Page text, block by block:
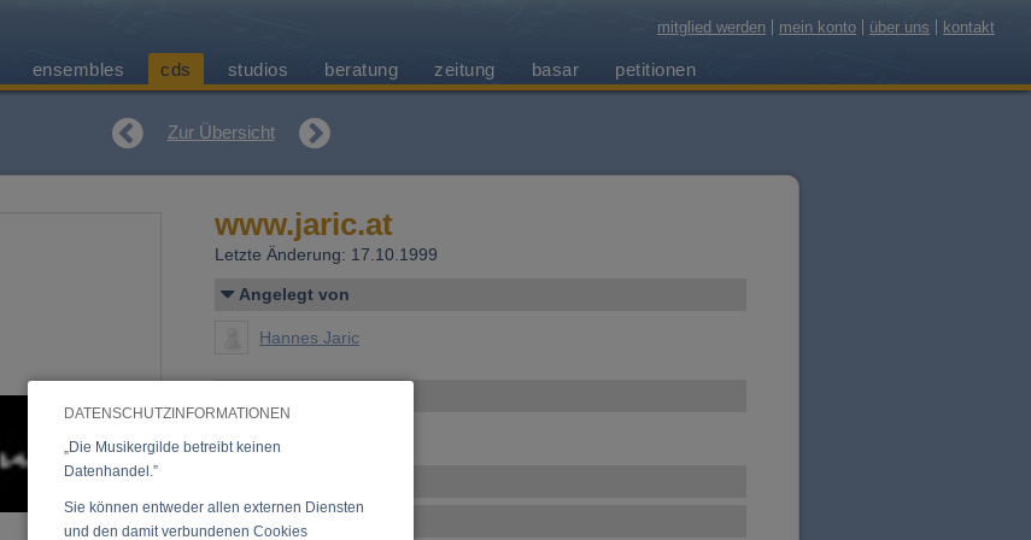
DATENSCHUTZINFORMATIONEN
„Die Musikergilde betreibt keinen
Datenhandel.”
Sie können entweder allen externen Diensten
und den damit verbundenen Cookies
mitglied werden mein konto über uns kontakt
ensembles cds studios beratung zeitung basar petitionen
Zur Übersicht
www.jaric.at
Letzte Änderung: 17.10.1999
Angelegt von
Hannes Jaric